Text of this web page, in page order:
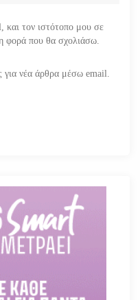
τον ιστότοπο μου σε
φορά που θα σχολιάσω.
για νέα άρθρα μέσω email.